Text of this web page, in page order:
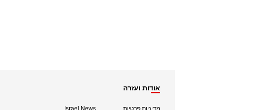
אודות ועזרה
מדיניות פרטיות Israel News